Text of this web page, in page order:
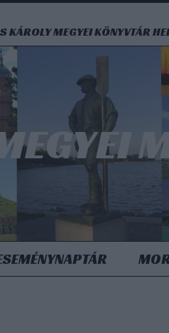
KÁROLY MEGYEI KÖNYVTÁR